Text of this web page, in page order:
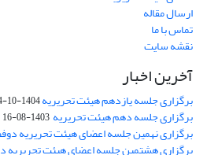
ارسال مقاله
تماس با ما
نقشه سایت
آخرین اخبار
برگزاری جلسه یازدهم هیئت تحریریه1404-10-24
برگزاری جلسه دهم هیئت تحریریه 1403-08-16
برگزاری نهمین جلسه اعضای هیئت تحریریه
برگزاری هشتمین جلسه اعضای هیئت تحریریه